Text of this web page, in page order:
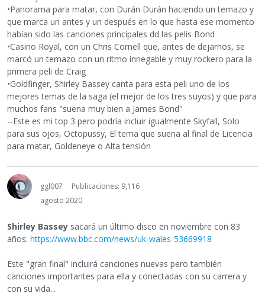
•Panorama para matar, con Durán Durán haciendo un temazo y
que marca un antes y un después en lo que hasta ese momento
habían sido las canciones principales dd las pelis Bond
•Casino Royal, con un Chris Cornell que, antes de dejarnos, se
marcó un temazo con un ritmo innegable y muy rockero para la
primera peli de Craig
•Goldfinger, Shirley Bassey canta para esta peli uno de los
mejores temas de la saga (el mejor de los tres suyos) y que para
muchos fans "suena muy bien a James Bond"
--Este es mi top 3 pero podría incluir igualmente Skyfall, Solo
para sus ojos, Octopussy, El tema que suena al final de Licencia
para matar, Goldeneye o Alta tensión
ggl007
Publicaciones: 9,116
agosto 2020
Shirley Bassey sacará un último disco en noviembre con 83
años: https://www.bbc.com/news/uk-wales-53669918
Este "gran final" incluirá canciones nuevas pero también
canciones importantes para ella y conectadas con su carrera y
con su vida...